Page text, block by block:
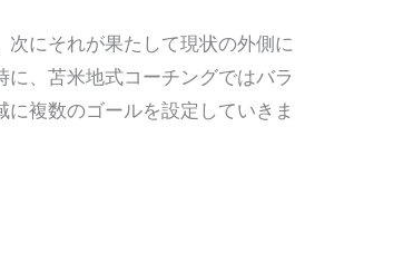
にそれが果たして現状の外側に
、苫米地式コーチングではバラ
複数のゴールを設定していきま